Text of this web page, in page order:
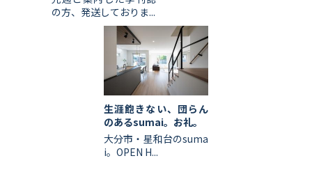
の方、発送しておりま...
生涯飽きない、団らん
のあるsumai。お礼。
大分市・星和台のsuma
i。OPEN H...